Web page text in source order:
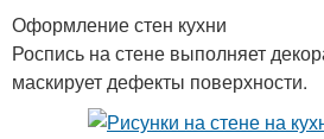
Оформление стен кухни
Роспись на стене выполняет
маскирует дефекты поверхности.